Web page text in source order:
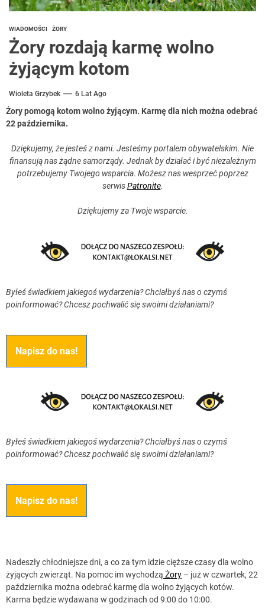
WIADOMOŚCI ŻORY
Żory rozdają karmę wolno
żyjącym kotom
Wioleta Grzybek 6 Lat Ago
Żory pomogą kotom wolno żyjącym. Karmę dla nich można odebrać
22 października.
Dziękujemy, że jesteś z nami. Jesteśmy portalem obywatelskim. Nie
finansują nas żądne samorządy. Jednak by działać i być niezależnym
potrzebujemy Twojego wsparcia. Możesz nas wesprzeć poprzez
serwisPatronite.
Dziękujemy za Twoje wsparcie.
Byłeś świadkiem jakiegoś wydarzenia? Chciałbyś nas o czymś
poinformować? Chcesz pochwalić się swoimi działaniami?
Napisz do nas!
Byłeś świadkiem jakiegoś wydarzenia? Chciałbyś nas o czymś
poinformować? Chcesz pochwalić się swoimi działaniami?
Napisz do nas!
Nadeszły chłodniejsze dni, a co za tym idzie cięższe czasy dla wolno
żyjących zwierząt. Na pomoc im wychodzą Żory – już w czwartek, 22
października można odebrać karmę dla wolno żyjących kotów.
Karma będzie wydawana w godzinach od 9:00 do 10:00.